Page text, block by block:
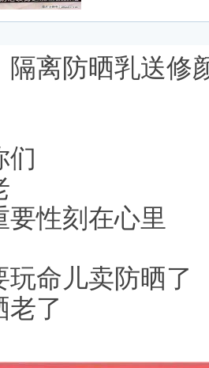
隔离防晒乳送
们
要性刻在心里
玩命儿卖防晒了
老了